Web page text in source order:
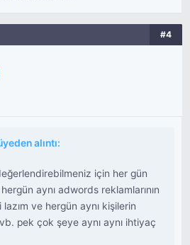
#4
alıntı:
için her gün
aynı adwords reklamlarının
ve hergün aynı kişilerin
pek çok şeye aynı aynı ihtiyaç